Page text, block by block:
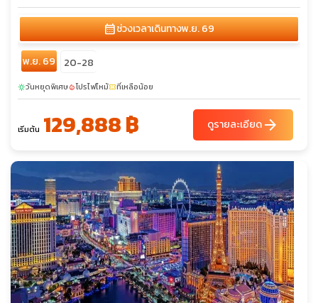
calendar_monthช่วงเวลาเดินทางพ.ย. 69
พ.ย. 69 20-28
sunnyวันหยุดพิเศษlocal_fire_departmentโปรไฟไหม้confirmation_numberที่เหลือน้อย
เริ่มต้น 129,888 ฿ ดูรายละเอียดarrow_forward